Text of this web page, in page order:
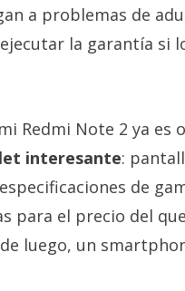
a problemas de
la garantía si
Redmi Note 2 ya es
interesante:
de
para el precio del que
luego, un